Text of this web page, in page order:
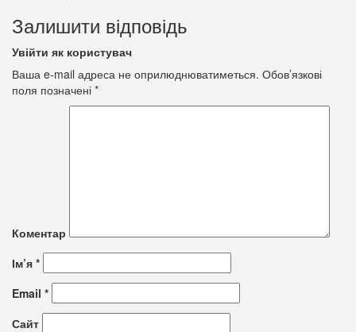
Залишити відповідь
Увійти як користувач
Ваша e-mail адреса не оприлюднюватиметься. Обов’язкові
поля позначені *
Коментар
Ім’я *
Email *
Сайт